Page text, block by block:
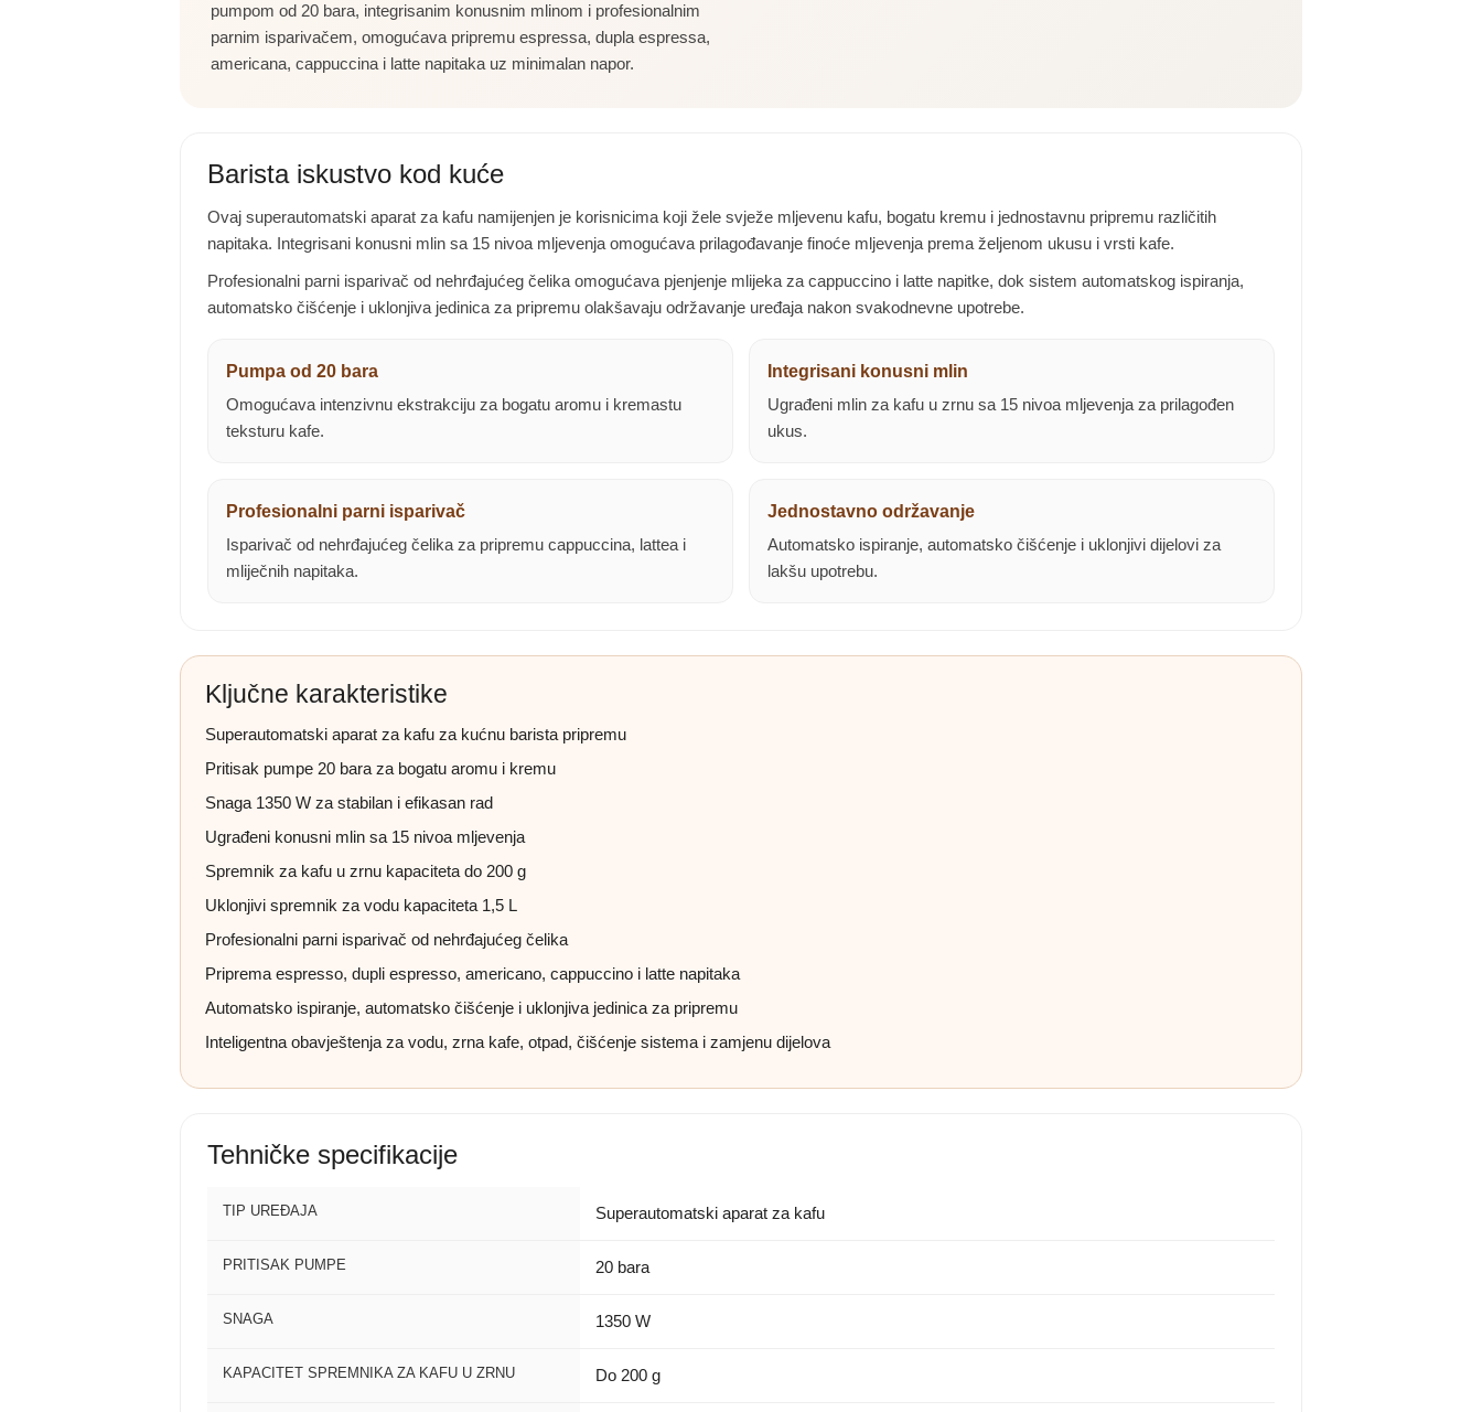
pumpom od 20 bara, integrisanim konusnim mlinom i profesionalnim
parnim isparivačem, omogućava pripremu espressa, dupla espressa,
americana, cappuccina i latte napitaka uz minimalan napor.
Barista iskustvo kod kuće
Ovaj superautomatski aparat za kafu namijenjen je korisnicima koji žele svježe mljevenu kafu, bogatu kremu i jednostavnu pripremu različitih
napitaka. Integrisani konusni mlin sa 15 nivoa mljevenja omogućava prilagođavanje finoće mljevenja prema željenom ukusu i vrsti kafe.
Profesionalni parni isparivač od nehrđajućeg čelika omogućava pjenjenje mlijeka za cappuccino i latte napitke, dok sistem automatskog ispiranja,
automatsko čišćenje i uklonjiva jedinica za pripremu olakšavaju održavanje uređaja nakon svakodnevne upotrebe.
Pumpa od 20 bara
Omogućava intenzivnu ekstrakciju za bogatu aromu i kremastu
teksturu kafe.
Integrisani konusni mlin
Ugrađeni mlin za kafu u zrnu sa 15 nivoa mljevenja za prilagođen
ukus.
Profesionalni parni isparivač
Isparivač od nehrđajućeg čelika za pripremu cappuccina, lattea i
mliječnih napitaka.
Jednostavno održavanje
Automatsko ispiranje, automatsko čišćenje i uklonjivi dijelovi za
lakšu upotrebu.
Ključne karakteristike
Superautomatski aparat za kafu za kućnu barista pripremu
Pritisak pumpe 20 bara za bogatu aromu i kremu
Snaga 1350 W za stabilan i efikasan rad
Ugrađeni konusni mlin sa 15 nivoa mljevenja
Spremnik za kafu u zrnu kapaciteta do 200 g
Uklonjivi spremnik za vodu kapaciteta 1,5 L
Profesionalni parni isparivač od nehrđajućeg čelika
Priprema espresso, dupli espresso, americano, cappuccino i latte napitaka
Automatsko ispiranje, automatsko čišćenje i uklonjiva jedinica za pripremu
Inteligentna obavještenja za vodu, zrna kafe, otpad, čišćenje sistema i zamjenu dijelova
Tehničke specifikacije
TIP UREĐAJA Superautomatski aparat za kafu
PRITISAK PUMPE 20 bara
SNAGA 1350 W
KAPACITET SPREMNIKA ZA KAFU U ZRNU Do 200 g